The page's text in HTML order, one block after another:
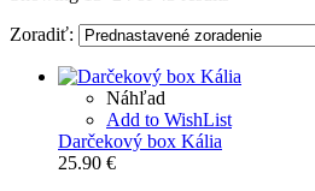
Zoradiť:
Náhľad
Add to WishList
Darčekový box Kália
25.90 €